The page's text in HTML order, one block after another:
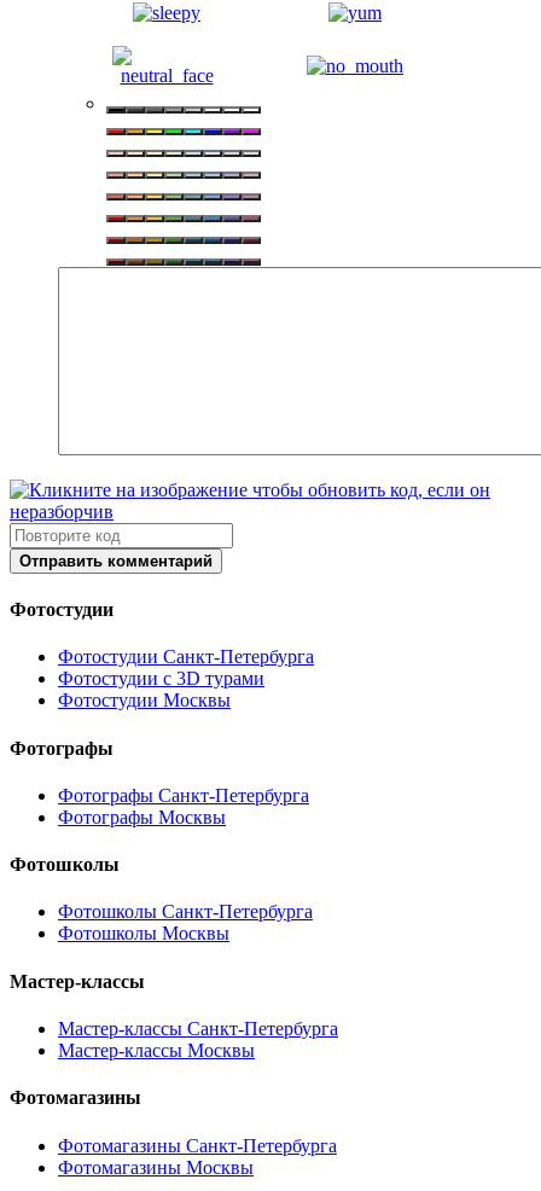
Отправить комментарий
Фотостудии
Фотостудии Санкт-Петербурга
Фотостудии с 3D турами
Фотостудии Москвы
Фотографы
Фотографы Санкт-Петербурга
Фотографы Москвы
Фотошколы
Фотошколы Санкт-Петербурга
Фотошколы Москвы
Мастер-классы
Мастер-классы Санкт-Петербурга
Мастер-классы Москвы
Фотомагазины
Фотомагазины Санкт-Петербурга
Фотомагазины Москвы